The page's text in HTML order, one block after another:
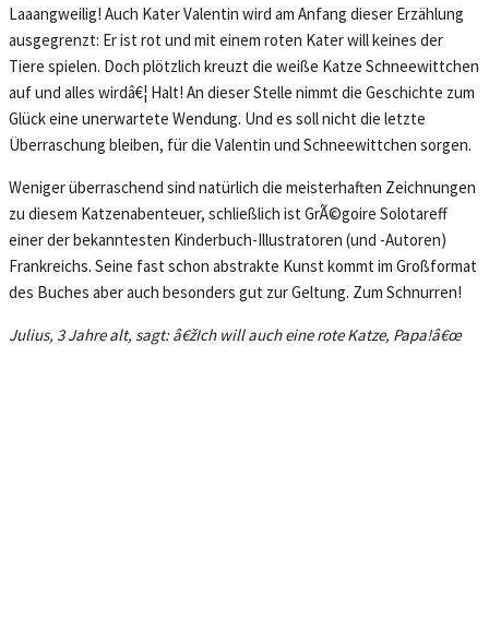
Laaangweilig! Auch Kater Valentin wird am Anfang dieser Erzählung
ausgegrenzt: Er ist rot und mit einem roten Kater will keines der
Tiere spielen. Doch plötzlich kreuzt die weiße Katze Schneewittchen
auf und alles wirdâ€¦ Halt! An dieser Stelle nimmt die Geschichte zum
Glück eine unerwartete Wendung. Und es soll nicht die letzte
Überraschung bleiben, für die Valentin und Schneewittchen sorgen.
Weniger überraschend sind natürlich die meisterhaften Zeichnungen
zu diesem Katzenabenteuer, schließlich ist GrÃ©goire Solotareff
einer der bekanntesten Kinderbuch-Illustratoren (und -Autoren)
Frankreichs. Seine fast schon abstrakte Kunst kommt im Großformat
des Buches aber auch besonders gut zur Geltung. Zum Schnurren!
Julius, 3 Jahre alt, sagt: â€žIch will auch eine rote Katze, Papa!â€œ